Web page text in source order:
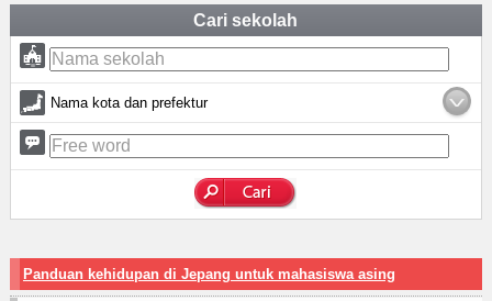
Cari sekolah
Nama kota dan prefektur
Panduan kehidupan di Jepang untuk mahasiswa asing